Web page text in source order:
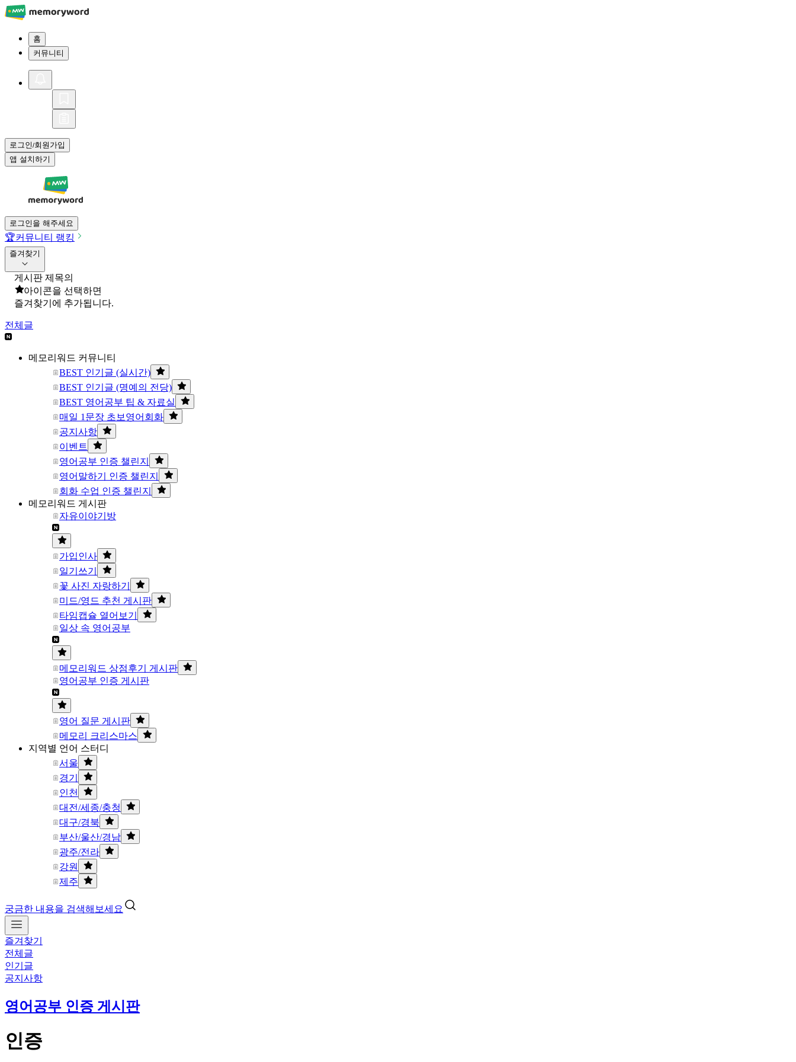
홈
커뮤니티
로그인/회원가입
앱 설치하기
로그인을 해주세요
🏆커뮤니티 랭킹
즐겨찾기
게시판 제목의
아이콘을 선택하면
즐겨찾기에 추가됩니다.
전체글
메모리워드 커뮤니티
BEST 인기글 (실시간)
BEST 인기글 (명예의 전당)
BEST 영어공부 팁 & 자료실
매일 1문장 초보영어회화
공지사항
이벤트
영어공부 인증 챌린지
영어말하기 인증 챌린지
회화 수업 인증 챌린지
메모리워드 게시판
자유이야기방
가입인사
일기쓰기
꽃 사진 자랑하기
미드/영드 추천 게시판
타임캡슐 열어보기
일상 속 영어공부
메모리워드 상점후기 게시판
영어공부 인증 게시판
영어 질문 게시판
메모리 크리스마스
지역별 언어 스터디
서울
경기
인천
대전/세종/충청
대구/경북
부산/울산/경남
광주/전라
강원
제주
궁금한 내용을 검색해보세요
즐겨찾기
전체글
인기글
공지사항
영어공부 인증 게시판
인증